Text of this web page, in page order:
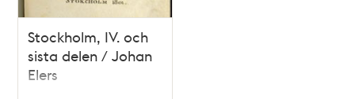
Stockholm, IV. och
sista delen / Johan
Elers